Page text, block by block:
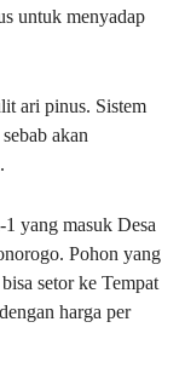
untuk menyadap
ari pinus. Sistem
akan
yang masuk Desa
Pohon yang
setor ke Tempat
harga per